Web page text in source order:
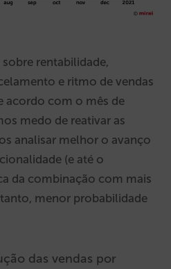
rentabilidade,
e ritmo de vendas
acordo com o mês de
medo de reativar as
analisar melhor o avanço
(e até o
da combinação com mais
menor probabilidade
das vendas por